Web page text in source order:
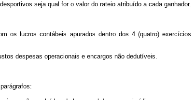
seja qual for o valor do rateio atribuído a cada ganhador.
os lucros contábeis apurados dentro dos 4 (quatro) exercícios
despesas operacionais e encargos não dedutíveis.